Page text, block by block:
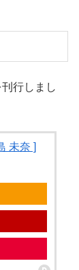
行しまし
未奈 ]